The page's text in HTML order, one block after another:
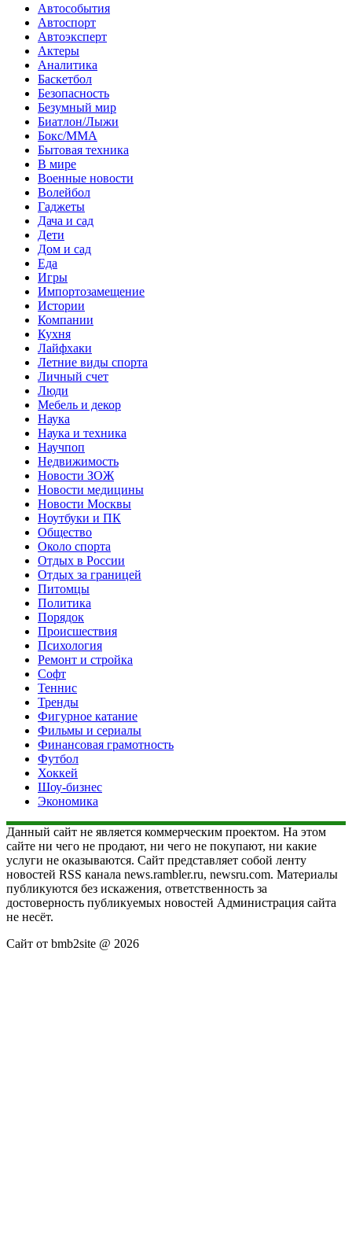
Автособытия
Автоспорт
Автоэксперт
Актеры
Аналитика
Баскетбол
Безопасность
Безумный мир
Биатлон/Лыжи
Бокс/MMA
Бытовая техника
В мире
Военные новости
Волейбол
Гаджеты
Дача и сад
Дети
Дом и сад
Еда
Игры
Импортозамещение
Истории
Компании
Кухня
Лайфхаки
Летние виды спорта
Личный счет
Люди
Мебель и декор
Наука
Наука и техника
Научпоп
Недвижимость
Новости ЗОЖ
Новости медицины
Новости Москвы
Ноутбуки и ПК
Общество
Около спорта
Отдых в России
Отдых за границей
Питомцы
Политика
Порядок
Происшествия
Психология
Ремонт и стройка
Софт
Теннис
Тренды
Фигурное катание
Фильмы и сериалы
Финансовая грамотность
Футбол
Хоккей
Шоу-бизнес
Экономика
Данный сайт не является коммерческим проектом. На этом
сайте ни чего не продают, ни чего не покупают, ни какие
услуги не оказываются. Сайт представляет собой ленту
новостей RSS канала news.rambler.ru, newsru.com. Материалы
публикуются без искажения, ответственность за
достоверность публикуемых новостей Администрация сайта
не несёт.
Сайт от bmb2site @ 2026